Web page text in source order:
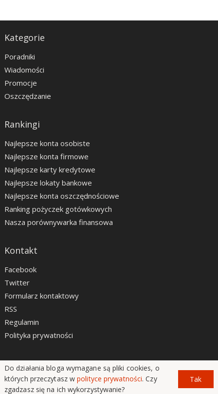
Kategorie
Poradniki
Wiadomości
Promocje
Oszczędzanie
Rankingi
Najlepsze konta osobiste
Najlepsze konta firmowe
Najlepsze karty kredytowe
Najlepsze lokaty bankowe
Najlepsze konta oszczędnościowe
Ranking pożyczek gotówkowych
Nasza porównywarka finansowa
Kontakt
Facebook
Twitter
Formularz kontaktowy
RSS
Regulamin
Polityka prywatności
LiveSmarter.pl © 2012 - 2026
Do działania bloga wymagane są pliki cookies, o
których przeczytasz wpolityce prywatności. Czy
zgadzasz się na ich wykorzystywanie?
Tak